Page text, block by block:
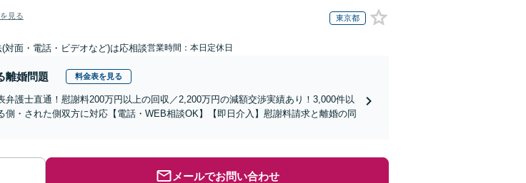
見る 東京都
対面・電話・ビデオなど)は応相談営業時間：本日定休日
離婚問題 料金表を見る
弁護士直通！慰謝料200万円以上の回収／2,200万円の減額交渉実績あり！3,000件以
側・された側双方に対応【電話・WEB相談OK】【即日介入】慰謝料請求と離婚の同
メールでお問い合わせ